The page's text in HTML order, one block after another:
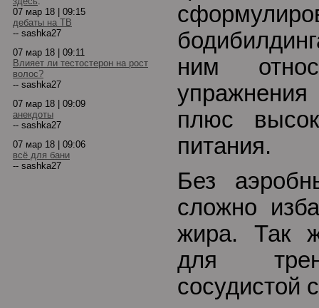
07 мар 18 | 09:15
дебаты на ТВ
-- sashka27
07 мар 18 | 09:11
Влияет ли тестостерон на рост
волос?
-- sashka27
07 мар 18 | 09:09
анекдоты
-- sashka27
07 мар 18 | 09:06
всё для бани
-- sashka27
ним
плюс
питания.
Без
сложно
жира. Так
для
сосудистой